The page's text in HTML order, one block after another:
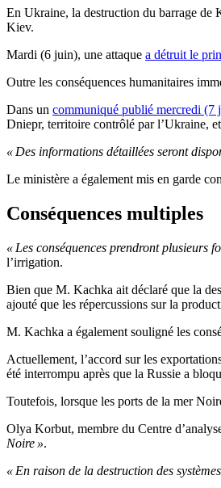
En Ukraine, la destruction du barrage de
Kiev.
Mardi (6 juin), une attaque a détruit le
Outre les conséquences humanitaires
Dans un communiqué publié mercredi (7
Dniepr, territoire contrôlé par l’Ukraine,
« Des informations détaillées seront
Le ministère a également mis en garde
Conséquences multiples
« Les conséquences prendront plusieurs
l’irrigation.
Bien que M. Kachka ait déclaré que la
ajouté que les répercussions sur la
M. Kachka a également souligné les
Actuellement, l’accord sur les
été interrompu après que la Russie a
Toutefois, lorsque les ports de la mer
Olya Korbut, membre du Centre
Noire ».
« En raison de la destruction des